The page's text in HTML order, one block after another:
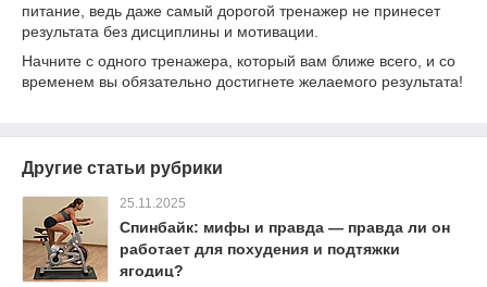
питание, ведь даже самый дорогой тренажер не принесет
результата без дисциплины и мотивации.
Начните с одного тренажера, который вам ближе всего, и со
временем вы обязательно достигнете желаемого результата!
Другие статьи рубрики
25.11.2025
Спинбайк: мифы и правда — правда ли он
работает для похудения и подтяжки
ягодиц?